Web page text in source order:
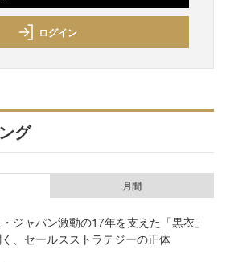
ログイン
グ
月間
ジャパン激動の17年を支えた「黒衣」
、セールスストラテジーの正体